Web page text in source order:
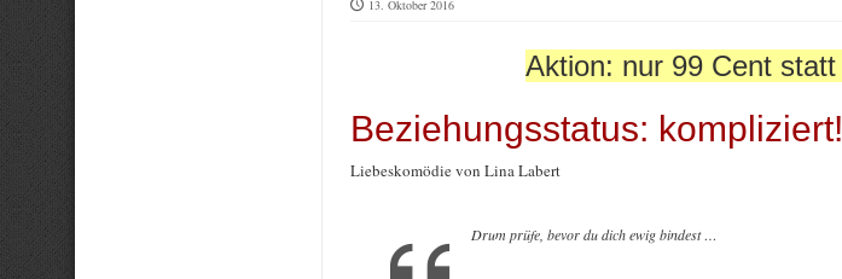
13. Oktober 2016
Aktion: nur 99 Cent statt
Beziehungsstatus: kompliziert!
Liebeskomödie von Lina Labert
Drum prüfe, bevor du dich ewig bindest …